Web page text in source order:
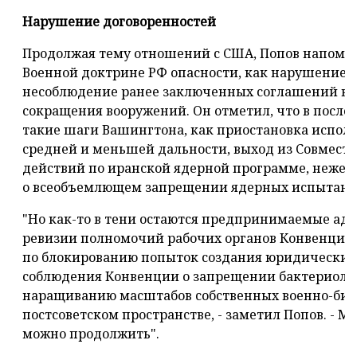
Нарушение договоренностей
Продолжая тему отношений с США, Попов
Военной доктрине РФ опасности, как
несоблюдение ранее заключенных соглашений
сокращения вооружений. Он отметил, что в
такие шаги Вашингтона, как приостановка
средней и меньшей дальности, выход из
действий по иранской ядерной программе,
о всеобъемлющем запрещении ядерных
"Но как-то в тени остаются предпринимаемые
ревизии полномочий рабочих органов
по блокированию попыток создания
соблюдения Конвенции о запрещении
наращиванию масштабов собственных военно-
постсоветском пространстве, - заметил Попов. -
можно продолжить".